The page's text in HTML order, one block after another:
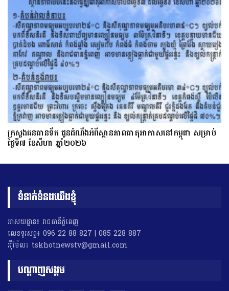
ក្រសួងធនធានទឹក ជូនដំណឹងអំពីស្ថានភាពធាតុអាកាសនៅកម្ពុជា សម្រាប់
ថ្ងៃទី៧ ខែសីហា ឆ្នាំ២០២៦
ទំនាក់ទំនងយើងខ្ញុំ
អាសយដ្ឋាន៖ រាជធានីភ្នំពេញ
លេខទូរសព្ទ៖ 096 22 88 827 | 085 228 887
អុីម៉ែល៖ tskhotnewstv@gmail.com
បណ្តាញសង្គម